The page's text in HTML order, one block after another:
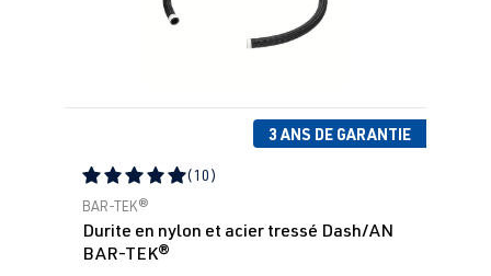
3 ANS DE GARANTIE
Note moyenne de 5 sur 5 étoiles
(10)
BAR-TEK®
Durite en nylon et acier tressé Dash/AN
BAR-TEK®